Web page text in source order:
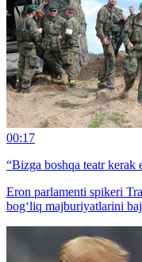
00:17
“Bizga boshqa teatr
Eron parlamenti spikeri
bog‘liq majburiyatlarini